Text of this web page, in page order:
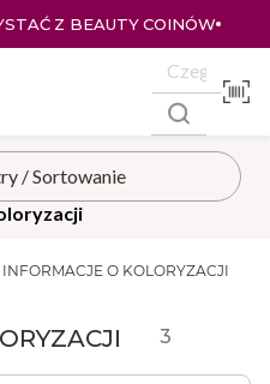
Z BEAUTY COINÓW
INFORMACJE O KOLORYZACJI
3